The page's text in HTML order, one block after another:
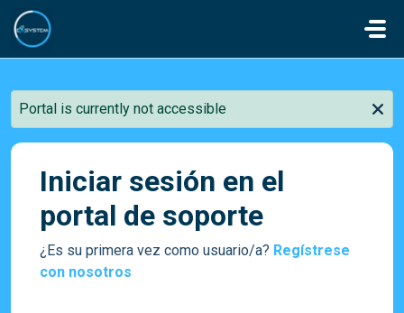
Saltar al contenido principal
Portal is currently not accessible
Iniciar sesión en el
portal de soporte
¿Es su primera vez como usuario/a? Regístrese
con nosotros